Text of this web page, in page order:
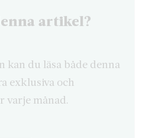
artikel?
kan du läsa både denna
exklusiva och
varje månad.